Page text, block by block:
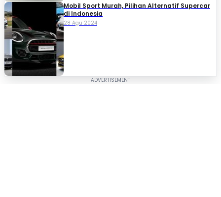
Mobil Sport Murah, Pilihan Alternatif Supercar
di Indonesia
28 Agu 2024